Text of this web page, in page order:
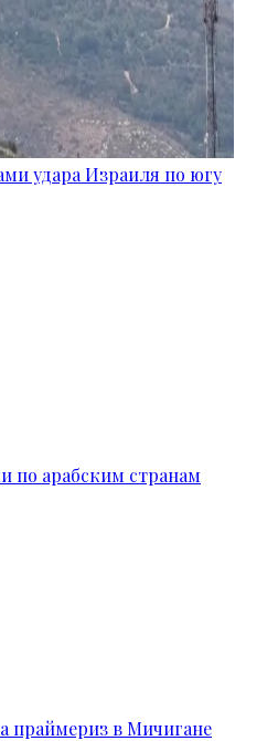
удара Израиля по югу
по арабским странам
праймериз в Мичигане